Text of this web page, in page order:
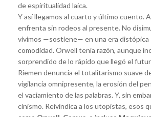
de espiritualidad laica.
Y así llegamos al cuarto y último cuento.
enfrenta sin rodeos al presente. No
vivimos —sostiene— en una era distópica
comodidad. Orwell tenía razón, aunque
sorprendido de lo rápido que llegó el
Riemen denuncia el totalitarismo suave
vigilancia omnipresente, la erosión del
el vaciamiento de las palabras. Y, sin
cinismo. Reivindica a los utopistas, esos